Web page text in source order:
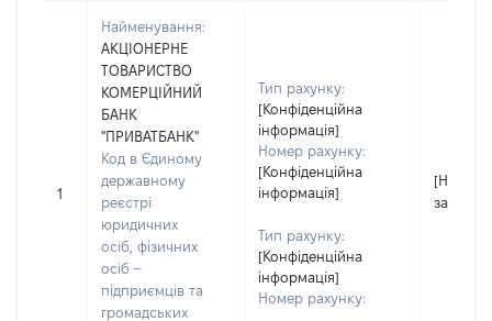
1
Найменування:
АКЦІОНЕРНЕ
ТОВАРИСТВО
КОМЕРЦІЙНИЙ
БАНК
"ПРИВАТБАНК"
Код в Єдиному
державному
реєстрі
юридичних
осіб, фізичних
осіб –
підприємців та
громадських
Тип рахунку:
[Конфіденційна
інформація]
Номер рахунку:
[Конфіденційна
інформація]
Тип рахунку:
[Конфіденційна
інформація]
Номер рахунку:
[Не